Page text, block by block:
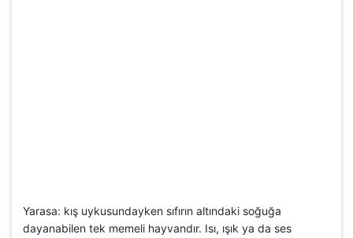
Yarasa: kış uykusundayken sıfırın altındaki soğuğa
dayanabilen tek memeli hayvandır. Isı, ışık ya da ses